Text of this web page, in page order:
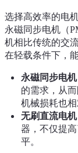
选择高效率的电
永磁同步电机（
机相比传统的交
在轻载条件下，
永磁同步电机
的需求，从
机械损耗也相
无刷直流电机
器，不仅提
平。